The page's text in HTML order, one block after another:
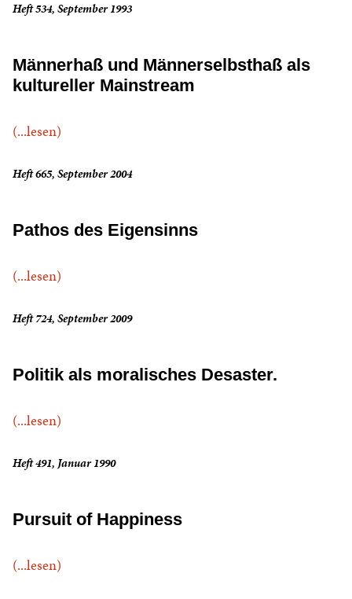
Heft 534, September 1993
Männerhaß und Männerselbsthaß als
kultureller Mainstream
(...lesen)
Heft 665, September 2004
Pathos des Eigensinns
(...lesen)
Heft 724, September 2009
Politik als moralisches Desaster.
(...lesen)
Heft 491, Januar 1990
Pursuit of Happiness
(...lesen)